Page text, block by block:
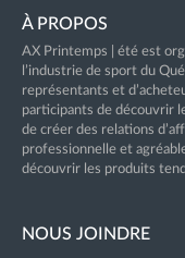
À PROPOS
AX Printemps | été est
l’industrie de sport du
représentants et
participants de découvrir
de créer des relations
professionnelle et
découvrir les produits
NOUS JOINDRE